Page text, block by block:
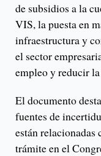
de subsidios a la
VIS, la puesta en
infraestructura y
el sector
empleo y reducir
El documento
fuentes de
están relacionadas
trámite en el